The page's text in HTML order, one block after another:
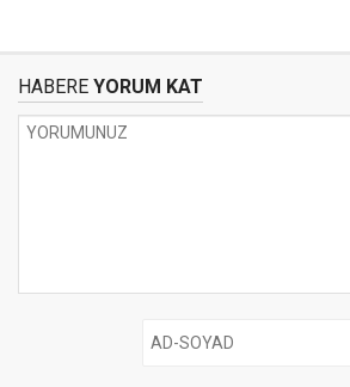
HABERE YORUM KAT